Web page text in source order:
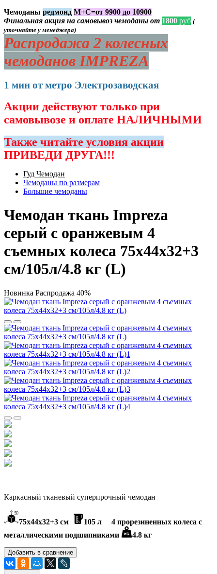
Чемоданы редмонд М+С=от 9900 до 10900
Финальная акция на самовывоз чемоданы от 1800 руб (
уточняйте у менеджера)
Распродажа 2 колесных
чемоданов IMPREZA
1 мин от метро Электрозаводская
Акции действуют только при
самовывозе и оплате НАЛИЧНЫМИ
Также читайте условия акции
ПРИВЕДИ ДРУГА!!!
Гуд Чемодан
Чемоданы по размерам
Большие чемоданы
Чемодан ткань Impreza
серый с оранжевым 4
съемных колеса 75х44х32+3
см/105л/4.8 кг (L)
Новинка Распродажа 40%
Каркасный тканевый суперпрочный чемодан
75х44х32+3 см 105 л 4 прорезиненных колеса c
металлическими подшипниками
4.8 кг
Добавить в сравнение